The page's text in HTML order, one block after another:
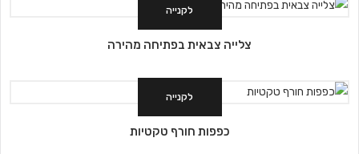
לקנייה
צלייה צבאית בפתיחה מהירה
לקנייה
כפפות חורף טקטיות